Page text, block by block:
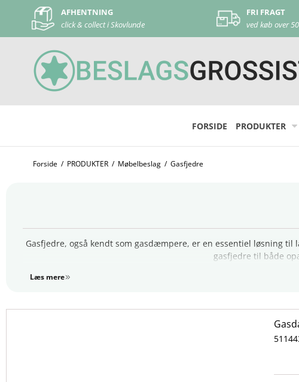
FRI FRAGT
ved køb over 500 kr
DAG TIL
ved bestilling
FORSIDE PRODUKTER
Forside / PRODUKTER / Møbelbeslag / Gasfjedre
Gasfjedre, også kendt som gasdæmpere, er en essentiel løsning
gasfjedre til både
Læs mere